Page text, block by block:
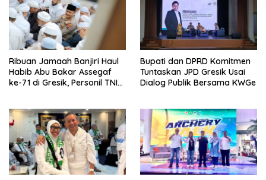
Ribuan Jamaah Banjiri Haul
Habib Abu Bakar Assegaf
ke-71 di Gresik, Personil TNI
Bupati dan DPRD Komitmen
Tuntaskan JPD Gresik Usai
Dialog Publik Bersama KWGe